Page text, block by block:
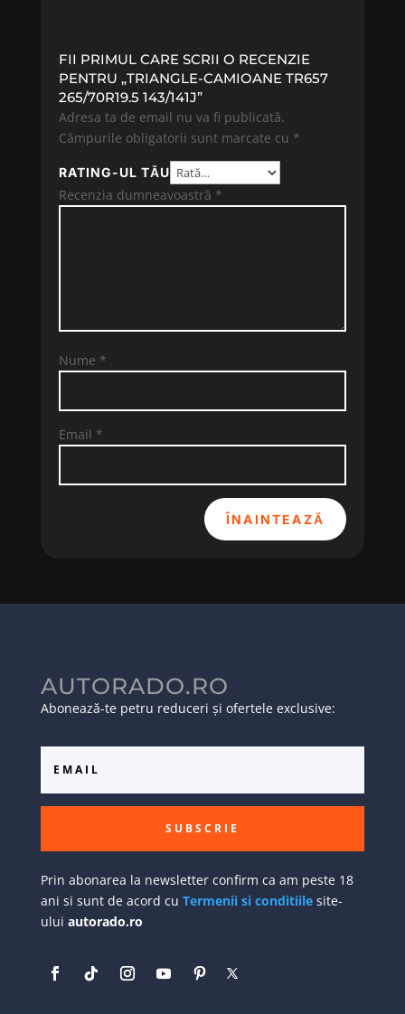
FII PRIMUL CARE SCRII O RECENZIE
PENTRU „TRIANGLE-CAMIOANE TR657
265/70R19.5 143/141J”
Adresa ta de email nu va fi publicată.
Câmpurile obligatorii sunt marcate cu *
RATING-UL TĂU
Recenzia dumneavoastră *
Nume *
Email *
ÎNAINTEAZĂ
AUTORADO.RO
Abonează-te petru reduceri și ofertele exclusive:
SUBSCRIE
Prin abonarea la newsletter confirm ca am peste 18
ani si sunt de acord cu Termenii si conditiilesite-
ului autorado.ro